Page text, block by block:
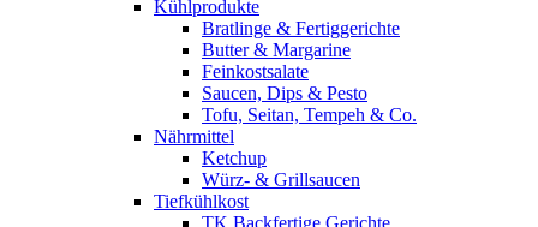
Kühlprodukte
Bratlinge & Fertiggerichte
Butter & Margarine
Feinkostsalate
Saucen, Dips & Pesto
Tofu, Seitan, Tempeh & Co.
Nährmittel
Ketchup
Würz- & Grillsaucen
Tiefkühlkost
TK Backfertige Gerichte